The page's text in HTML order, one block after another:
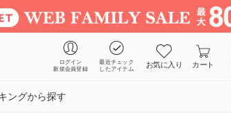
ログイン
新規会員登録
最近チェック
したアイテム
お気に入り カート
ングから探す